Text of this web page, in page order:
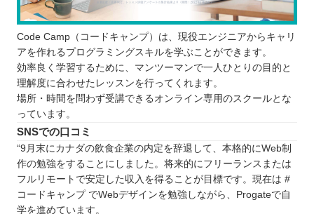
Code Camp（コードキャンプ）は、現役エンジニアからキャリ
アを作れるプログラミングスキルを学ぶことができます。
効率良く学習するために、マンツーマンで一人ひとりの目的と
理解度に合わせたレッスンを行ってくれます。
場所・時間を問わず受講できるオンライン専用のスクールとな
っています。
SNSでの口コミ
“9月末にカナダの飲食企業の内定を辞退して、本格的にWeb制
作の勉強をすることにしました。将来的にフリーランスまたは
フルリモートで安定した収入を得ることが目標です。現在は #
コードキャンプ でWebデザインを勉強しながら、Progateで自
学を進めています。